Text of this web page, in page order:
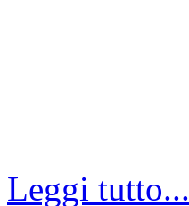
Leggi tutto...